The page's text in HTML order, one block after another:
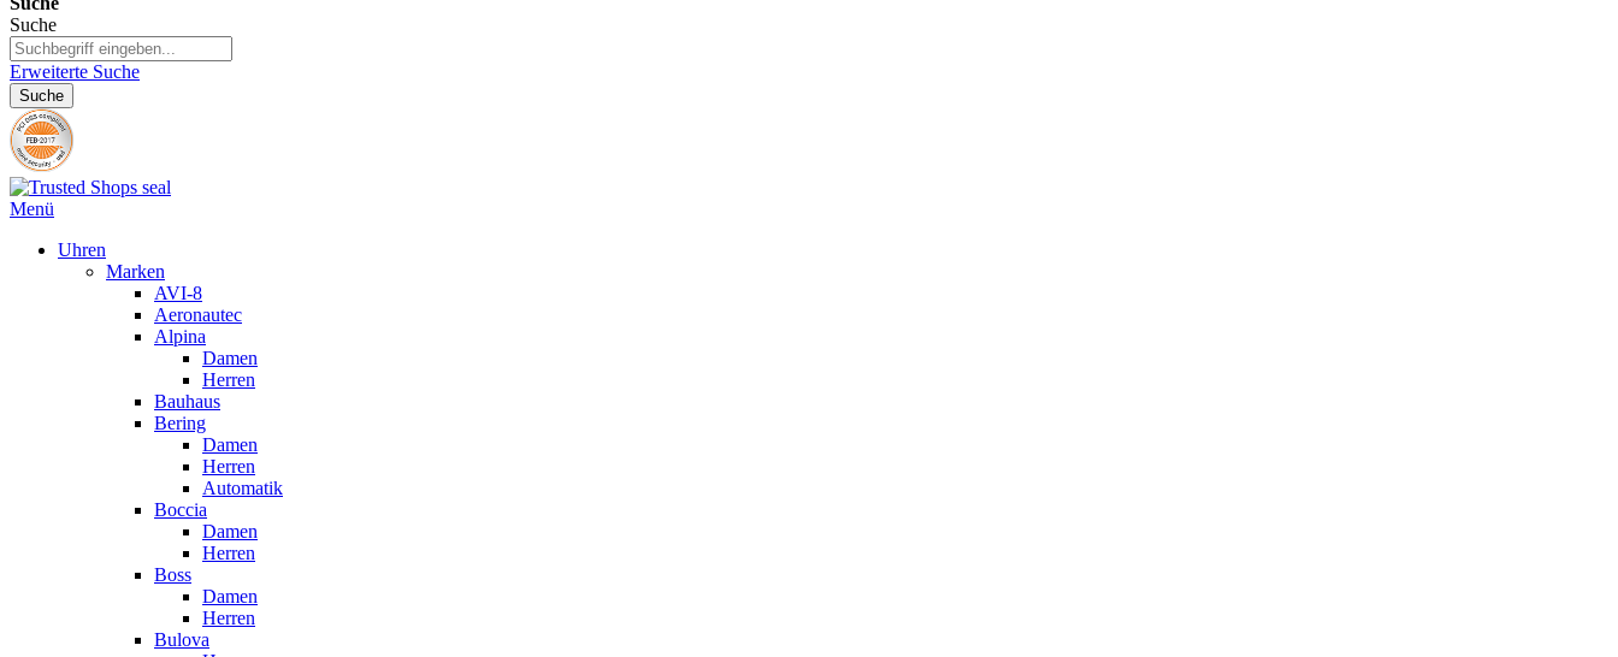
Suche
Erweiterte Suche
Suche
Menü
Uhren
Marken
AVI-8
Aeronautec
Alpina
Damen
Herren
Bauhaus
Bering
Damen
Herren
Automatik
Boccia
Damen
Herren
Boss
Damen
Herren
Bulova